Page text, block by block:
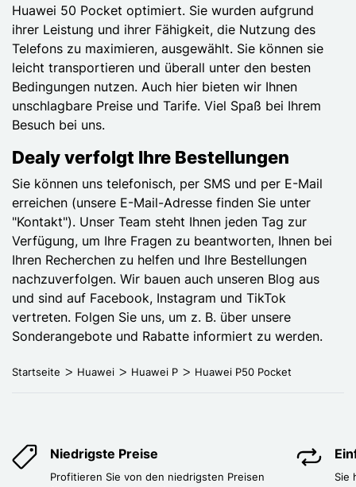
Huawei 50 Pocket optimiert. Sie wurden aufgrund
ihrer Leistung und ihrer Fähigkeit, die Nutzung des
Telefons zu maximieren, ausgewählt. Sie können sie
leicht transportieren und überall unter den besten
Bedingungen nutzen. Auch hier bieten wir Ihnen
unschlagbare Preise und Tarife. Viel Spaß bei Ihrem
Besuch bei uns.
Dealy verfolgt Ihre Bestellungen
Sie können uns telefonisch, per SMS und per E-Mail
erreichen (unsere E-Mail-Adresse finden Sie unter
"Kontakt"). Unser Team steht Ihnen jeden Tag zur
Verfügung, um Ihre Fragen zu beantworten, Ihnen bei
Ihren Recherchen zu helfen und Ihre Bestellungen
nachzuverfolgen. Wir bauen auch unseren Blog aus
und sind auf Facebook, Instagram und TikTok
vertreten. Folgen Sie uns, um z. B. über unsere
Sonderangebote und Rabatte informiert zu werden.
Startseite Huawei Huawei P Huawei P50 Pocket
Niedrigste Preise
Profitieren Sie von den niedrigsten Preisen
Sie